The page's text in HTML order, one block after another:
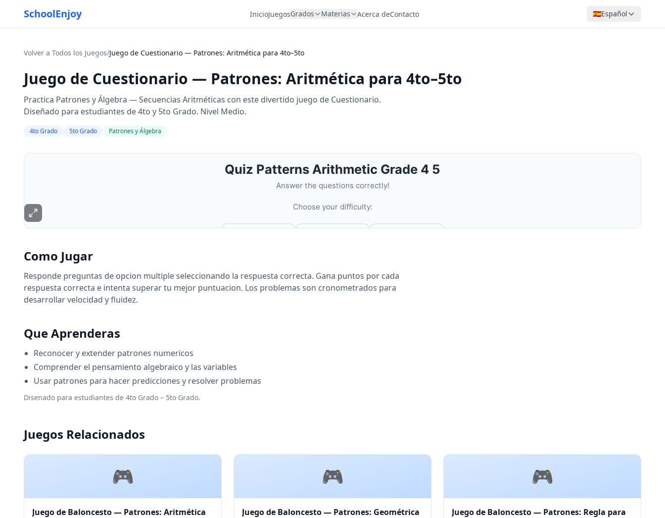
SchoolEnjoy InicioJuegosGrados Materias Acerca deContacto 🇪🇸Español
Volver a Todos los Juegos/Juego de Cuestionario — Patrones: Aritmética para 4to–5to
Juego de Cuestionario — Patrones: Aritmética para 4to–5to
Practica Patrones y Álgebra — Secuencias Aritméticas con este divertido juego de Cuestionario.
Diseñado para estudiantes de 4to y 5to Grado. Nivel Medio.
4to Grado 5to Grado Patrones y Álgebra
Como Jugar
Responde preguntas de opcion multiple seleccionando la respuesta correcta. Gana puntos por cada
respuesta correcta e intenta superar tu mejor puntuacion. Los problemas son cronometrados para
desarrollar velocidad y fluidez.
Que Aprenderas
Reconocer y extender patrones numericos
Comprender el pensamiento algebraico y las variables
Usar patrones para hacer predicciones y resolver problemas
Disenado para estudiantes de 4to Grado – 5to Grado.
Juegos Relacionados
🎮
Juego de Baloncesto — Patrones: Aritmética
🎮
Juego de Baloncesto — Patrones: Geométrica
🎮
Juego de Baloncesto — Patrones: Regla para